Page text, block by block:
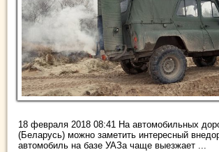
18 февраля 2018 08:41 На автомобильных
(Беларусь) можно заметить интересный
автомобиль на базе УАЗа чаще выезжает ...